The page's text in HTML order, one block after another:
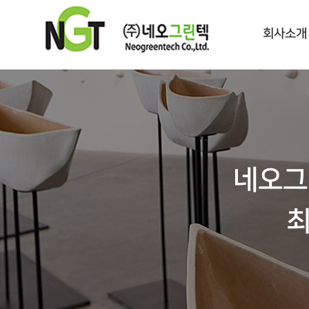
회사소개
네오